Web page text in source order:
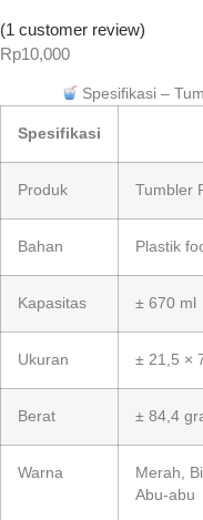
(1 customer review)
Rp10,000
Spesifikasi –
Spesifikasi
Produk Tumbler
Bahan Plastik
Kapasitas ± 670 ml
Ukuran ± 21,5 ×
Berat ± 84,4
Warna
Merah,
Abu-abu